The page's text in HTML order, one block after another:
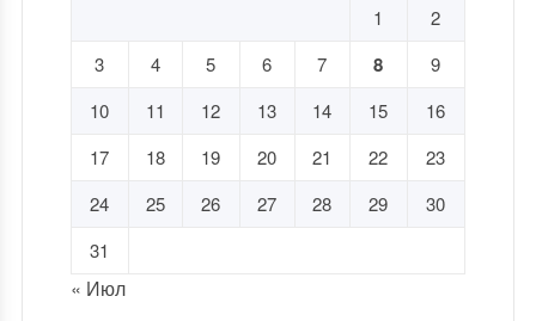
1
2
3
4 5 6 7 8
9
10
11 12 13 14 15
16
17
18 19 20 21 22
23
24
25 26 27 28 29
30
31
« Июл